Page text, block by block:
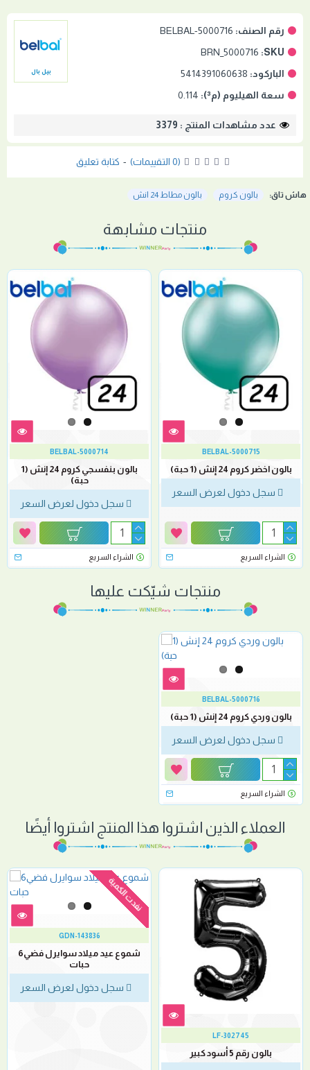
رقم الصنف: BELBAL-5000716
SKU:
BRN_5000716
الباركود: 5414391060638
سعة الهيليوم (م³):
0.114
بيل بال
عدد مشاهدات المنتج : 3379
(0 التقييمات) - كتابة تعليق
هاش تاق: بالون كروم بالون مطاط 24 انش
منتجات مشابهة
BELBAL-5000715
بالون اخضر كروم 24 إنش (1 حبة)
سجل دخول لعرض السعر
الشراء السريع
BELBAL-5000714
بالون بنفسجي كروم 24 إنش (1
حبة)
سجل دخول لعرض السعر
الشراء السريع
منتجات شيّكت عليها
BELBAL-5000716
بالون وردي كروم 24 إنش (1 حبة)
سجل دخول لعرض السعر
الشراء السريع
العملاء الذين اشتروا هذا المنتج اشتروا أيضًا
LF-302745
بالون رقم 5 أسود كبير
نفدت الكمية
GDN-143836
شموع عيد ميلاد سوايرل فضي6
حبات
سجل دخول لعرض السعر